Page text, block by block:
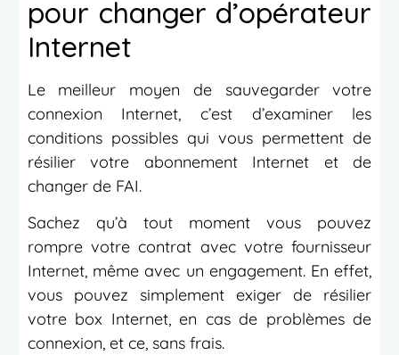
pour changer d’opérateur
Internet
Le meilleur moyen de sauvegarder votre
connexion Internet, c’est d’examiner les
conditions possibles qui vous permettent de
résilier votre abonnement Internet et de
changer de FAI.
Sachez qu’à tout moment vous pouvez
rompre votre contrat avec votre fournisseur
Internet, même avec un engagement. En effet,
vous pouvez simplement exiger de résilier
votre box Internet, en cas de problèmes de
connexion, et ce, sans frais.